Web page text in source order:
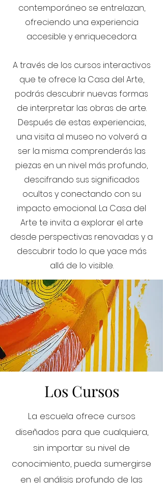
contemporáneo se entrelazan,
ofreciendo una experiencia
accesible y enriquecedora.
A través de los cursos interactivos
que te ofrece la Casa del Arte,
podrás descubrir nuevas formas
de interpretar las obras de arte.
Después de estas experiencias,
una visita al museo no volverá a
ser la misma: comprenderás las
piezas en un nivel más profundo,
descifrando sus significados
ocultos y conectando con su
impacto emocional. La Casa del
Arte te invita a explorar el arte
desde perspectivas renovadas y a
descubrir todo lo que yace más
allá de lo visible.
Los Cursos
La escuela ofrece cursos
diseñados para que cualquiera,
sin importar su nivel de
conocimiento, pueda sumergirse
en el análisis profundo de las